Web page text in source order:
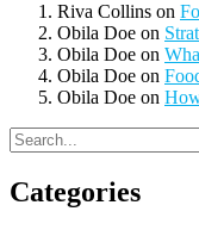
Riva Collins on
Obila Doe on
Obila Doe on
Obila Doe on
Obila Doe on
Categories